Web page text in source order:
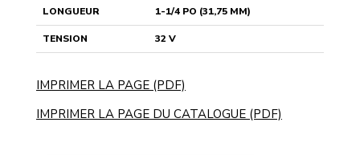
LONGUEUR 1-1/4 PO (31,75 MM)
TENSION 32 V
IMPRIMER LA PAGE (PDF)
IMPRIMER LA PAGE DU CATALOGUE (PDF)